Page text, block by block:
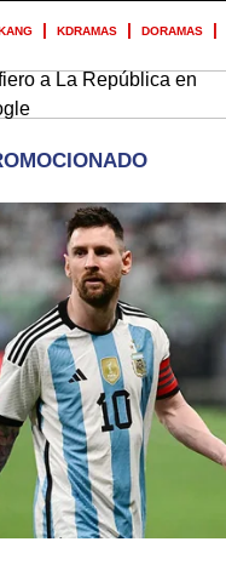
KDRAMAS DORAMAS
a La República en